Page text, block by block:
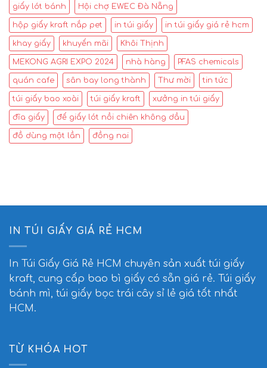
giấy lót bánh Hội chợ EWEC Đà Nẵng
hộp giấy kraft nắp pet in túi giấy in túi giấy giá rẻ hcm
khay giấy khuyến mãi Khôi Thịnh
MEKONG AGRI EXPO 2024 nhà hàng PFAS chemicals
quán cafe sân bay long thành Thư mời tin tức
túi giấy bao xoài túi giấy kraft xưởng in túi giấy
đĩa giấy đế giấy lót nồi chiên không dầu
đồ dùng một lần đồng nai
IN TÚI GIẤY GIÁ RẺ HCM
In Túi Giấy Giá Rẻ HCM chuyên sản xuất túi giấy
kraft, cung cấp bao bì giấy có sẵn giá rẻ. Túi giấy
bánh mì, túi giấy bọc trái cây sỉ lẻ giá tốt nhất
HCM.
TỪ KHÓA HOT